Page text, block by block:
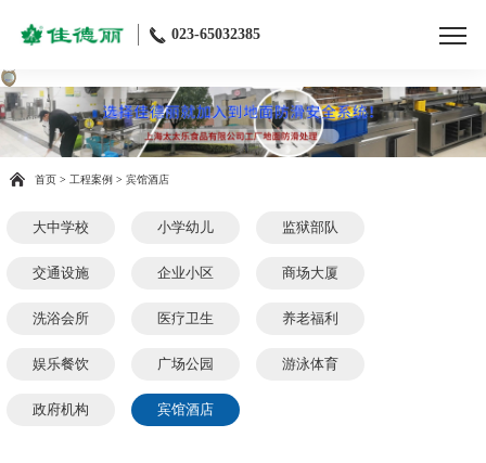
023-65032385
首页 > 工程案例 > 宾馆酒店
大中学校 小学幼儿 监狱部队
交通设施 企业小区 商场大厦
洗浴会所 医疗卫生 养老福利
娱乐餐饮 广场公园 游泳体育
政府机构 宾馆酒店